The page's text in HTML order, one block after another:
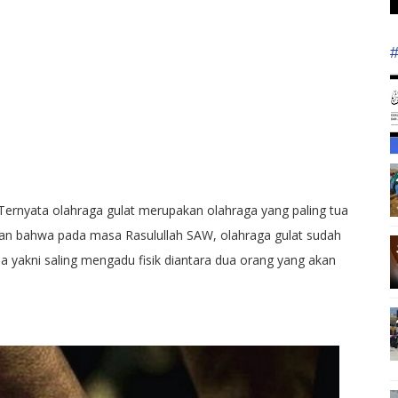
olahraga gulat merupakan olahraga yang paling tua
bahwa pada masa Rasulullah SAW, olahraga gulat sudah
yakni saling mengadu fisik diantara dua orang yang akan